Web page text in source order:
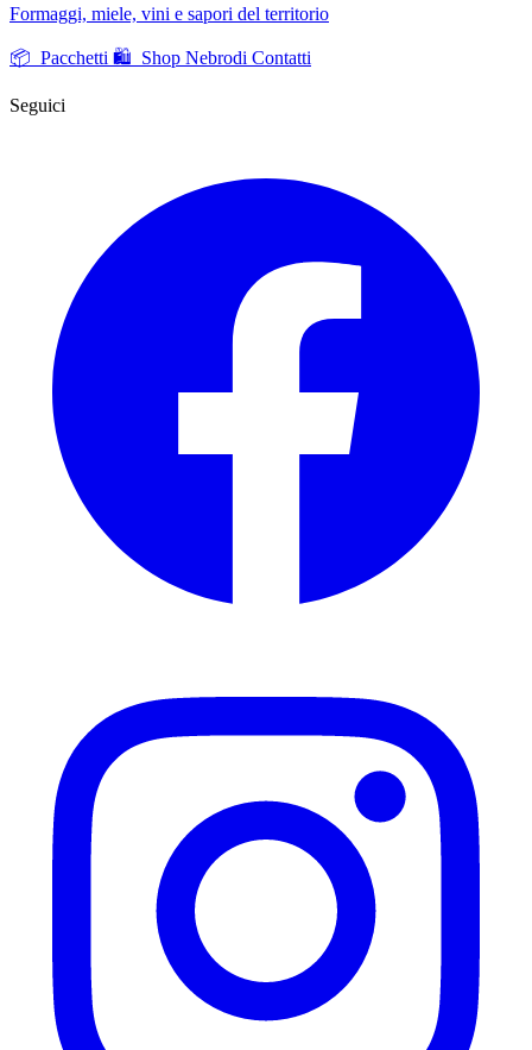
Formaggi, miele, vini e sapori del territorio
📦 Pacchetti 🛍️ Shop Nebrodi Contatti
Seguici